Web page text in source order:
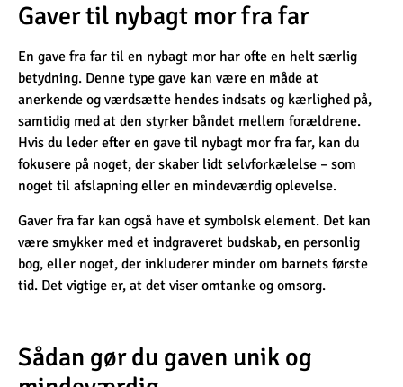
Gaver til nybagt mor fra far
En gave fra far til en nybagt mor har ofte en helt særlig
betydning. Denne type gave kan være en måde at
anerkende og værdsætte hendes indsats og kærlighed på,
samtidig med at den styrker båndet mellem forældrene.
Hvis du leder efter en gave til nybagt mor fra far, kan du
fokusere på noget, der skaber lidt selvforkælelse – som
noget til afslapning eller en mindeværdig oplevelse.
Gaver fra far kan også have et symbolsk element. Det kan
være smykker med et indgraveret budskab, en personlig
bog, eller noget, der inkluderer minder om barnets første
tid. Det vigtige er, at det viser omtanke og omsorg.
Sådan gør du gaven unik og